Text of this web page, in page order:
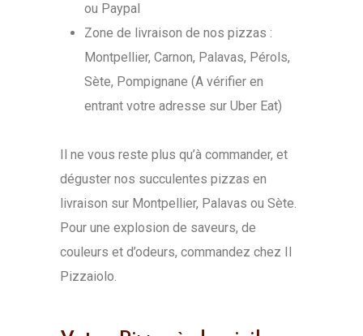
ou Paypal
Zone de livraison de nos pizzas :
Montpellier, Carnon, Palavas, Pérols,
Sète, Pompignane (A vérifier en
entrant votre adresse sur Uber Eat)
Il ne vous reste plus qu’à commander, et
déguster nos succulentes pizzas en
livraison sur Montpellier, Palavas ou Sète.
Pour une explosion de saveurs, de
couleurs et d’odeurs, commandez chez Il
Pizzaiolo.